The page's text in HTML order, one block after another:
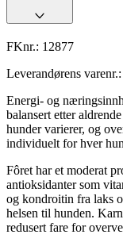
FKnr.: 12877
Leverandørens varenr.:
Energi- og
balansert etter
hunder varierer, og
individuelt for hver
Fôret har et moderat
antioksidanter som
og kondroitin fra laks
helsen til hunden.
redusert fare for